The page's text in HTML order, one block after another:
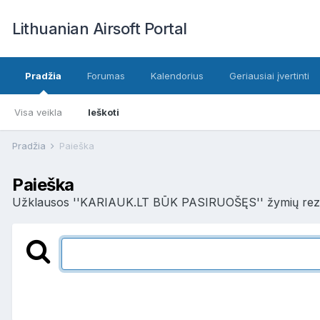
Lithuanian Airsoft Portal
Pradžia
Visa veikla Ieškoti
Forumas Kalendorius Geriausiai įvertinti
Pradžia Paieška
Paieška
Užklausos ''KARIAUK.LT BŪK PASIRUOŠĘS'' žymių